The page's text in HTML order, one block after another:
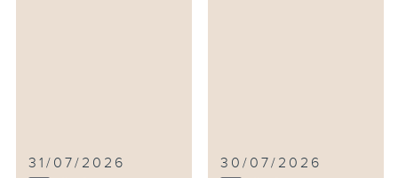
31/07/2026 30/07/2026